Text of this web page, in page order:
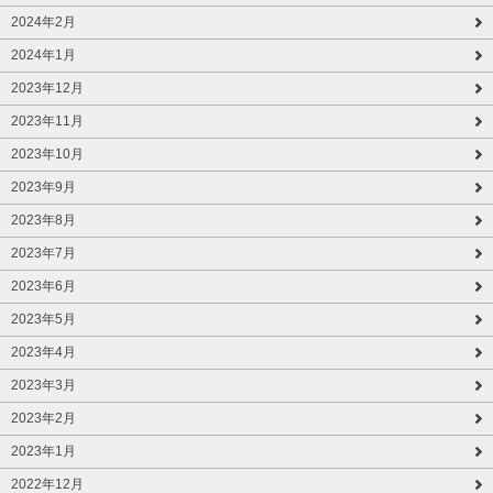
2024年2月
2024年1月
2023年12月
2023年11月
2023年10月
2023年9月
2023年8月
2023年7月
2023年6月
2023年5月
2023年4月
2023年3月
2023年2月
2023年1月
2022年12月